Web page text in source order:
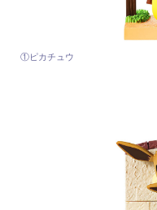
①ピカチュウ